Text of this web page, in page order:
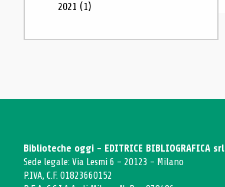
2021 (1)
Biblioteche oggi - EDITRICE BIBLIOGRAFICA srl
Sede legale: Via Lesmi 6 - 20123 - Milano
P.IVA, C.F. 01823660152